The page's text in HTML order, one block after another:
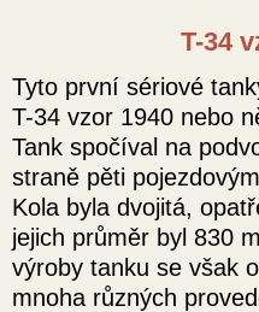
T-34
Tyto první sériové
T-34 vzor 1940 nebo
Tank spočíval na
straně pěti
Kola byla dvojitá,
jejich průměr byl 830
výroby tanku se však
mnoha různých